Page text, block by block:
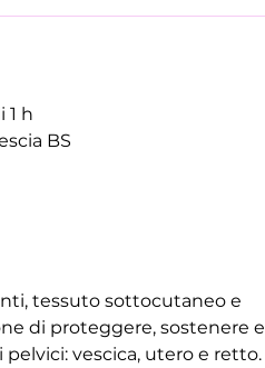
1 h
BS
tessuto sottocutaneo e
di proteggere, sostenere e
vescica, utero e retto.